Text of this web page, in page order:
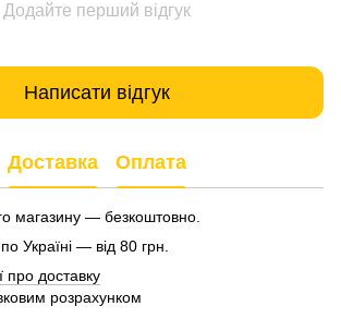
Додайте перший відгук
Написати відгук
Доставка Оплата
магазину — безкоштовно.
Україні — від 80 грн.
про доставку
розрахунком